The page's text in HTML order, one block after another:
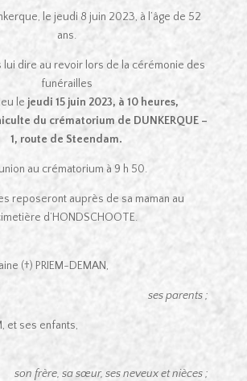
le jeudi 8 juin 2023, à l’âge de 52
ans.
lui dire au revoir lors de la cérémonie des
funérailles
le jeudi 15 juin 2023, à 10 heures,
du crématorium de DUNKERQUE –
1, route de Steendam.
au crématorium à 9 h 50.
reposeront auprès de sa maman au
d’HONDSCHOOTE.
(†) PRIEM-DEMAN,
ses parents ;
et ses enfants,
son frère, sa sœur, ses neveux et nièces ;